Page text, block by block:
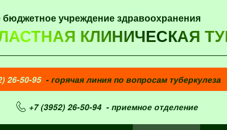
учреждение здравоохранения
КЛИНИЧЕСКАЯ
26-50-95- горячая линия по вопросам туберкулеза
+7 (3952) 26-50-94- приемное отделение